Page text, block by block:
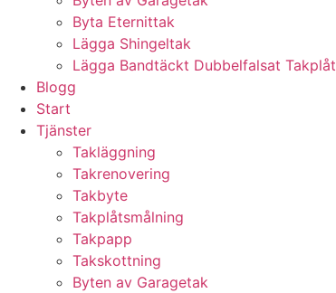
Byta Eternittak
Lägga Shingeltak
Lägga Bandtäckt Dubbelfalsat Takplåt
Blogg
Start
Tjänster
Takläggning
Takrenovering
Takbyte
Takplåtsmålning
Takpapp
Takskottning
Byten av Garagetak